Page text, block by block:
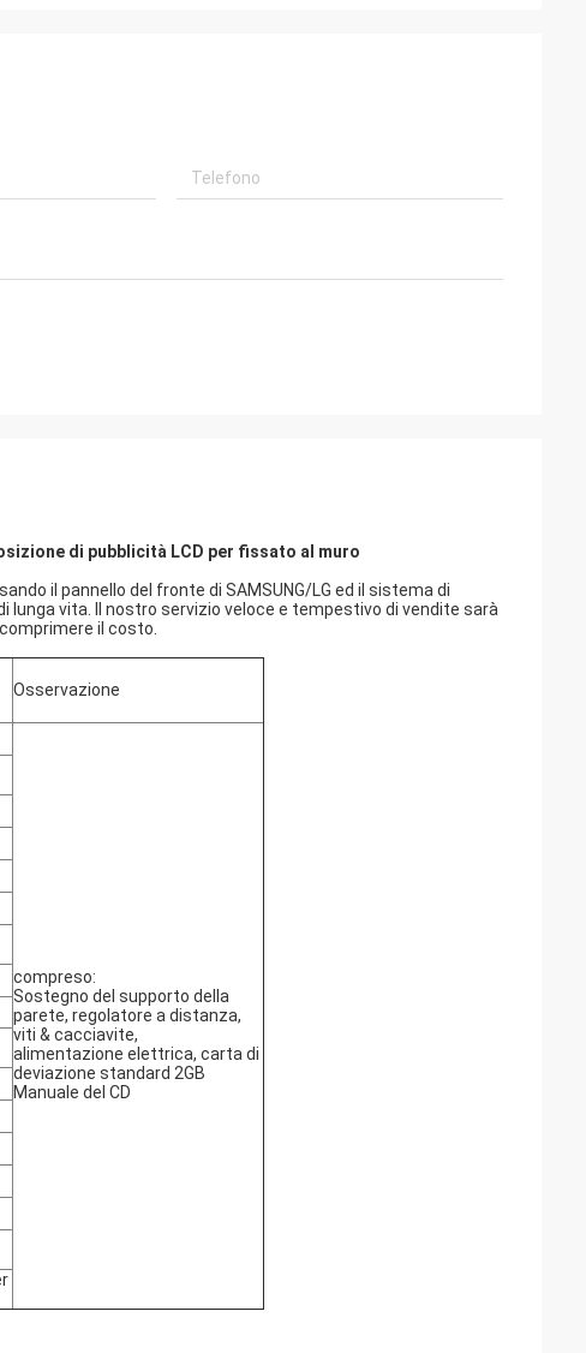
di pubblicità LCD per fissato al muro
il pannello del fronte di SAMSUNG/LG ed il sistema di
vita. Il nostro servizio veloce e tempestivo di vendite sarà
il costo.
Osservazione
compreso:
Sostegno del supporto della
parete, regolatore a distanza,
viti & cacciavite,
alimentazione elettrica, carta di
deviazione standard 2GB
Manuale del CD